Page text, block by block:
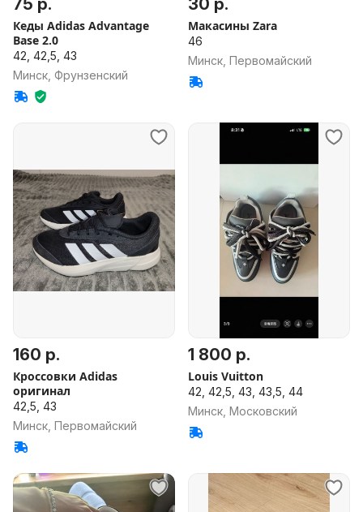
75 р.
Кеды Adidas Advantage
Base 2.0
42, 42,5, 43
Минск, Фрунзенский
30 р.
Макасины Zara
46
Минск, Первомайский
160 р.
Кроссовки Adidas
оригинал
42,5, 43
Минск, Первомайский
1 800 р.
Louis Vuitton
42, 42,5, 43, 43,5, 44
Минск, Московский